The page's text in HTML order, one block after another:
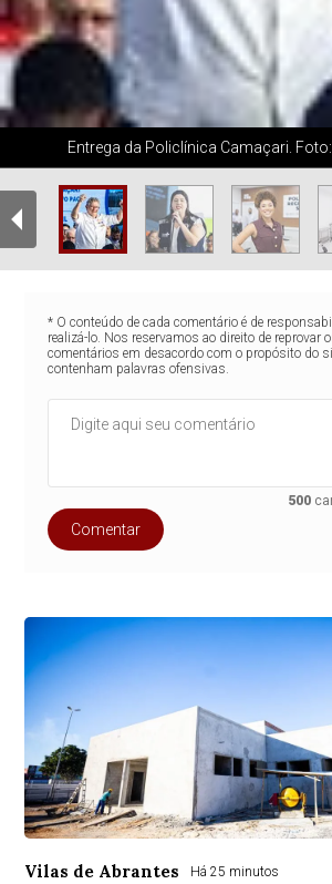
Entrega da Policlínica Camaçari.
* O conteúdo de cada comentário é de
realizá-lo. Nos reservamos ao direito de reprovar
comentários em desacordo com o propósito do
contenham palavras ofensivas.
500
Comentar
Vilas de Abrantes Há 25 minutos